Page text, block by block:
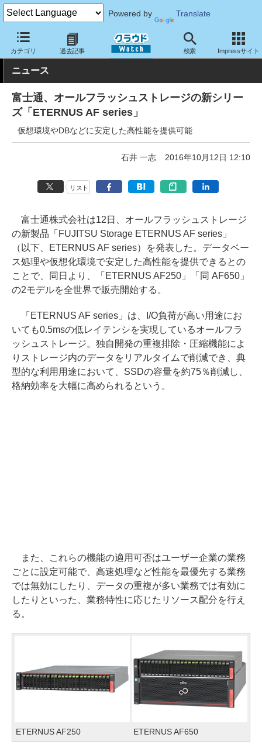
Powered by Translate
カテゴリ 過去記事 検索 Impressサイト
クラウド Watch ハード・インフラ ハードウェア ストレージ
ニュース
富士通、オールフラッシュストレージの新シリー
ズ「ETERNUS AF series」
仮想環境やDBなどに安定した高性能を提供可能
石井 一志 2016年10月12日 12:10
リスト
富士通株式会社は12日、オールフラッシュストレージ
の新製品「FUJITSU Storage ETERNUS AF series」
（以下、ETERNUS AF series）を発表した。データベー
ス処理や仮想化環境で安定した高性能を提供できるとの
ことで、同日より、「ETERNUS AF250」「同 AF650」
の2モデルを全世界で販売開始する。
「ETERNUS AF series」は、I/O負荷が高い用途にお
いても0.5msの低レイテンシを実現しているオールフラ
ッシュストレージ。独自開発の重複排除・圧縮機能によ
りストレージ内のデータをリアルタイムで削減でき、典
型的な利用用途において、SSDの容量を約75％削減し、
格納効率を大幅に高められるという。
また、これらの機能の適用可否はユーザー企業の業務
ごとに設定可能で、高速処理など性能を最優先する業務
では無効にしたり、データの重複が多い業務では有効に
したりといった、業務特性に応じたリソース配分を行え
る。
ETERNUS AF250 ETERNUS AF650